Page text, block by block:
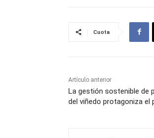
Cuota
Artículo anterior
La gestión sostenible de
del viñedo protagoniza